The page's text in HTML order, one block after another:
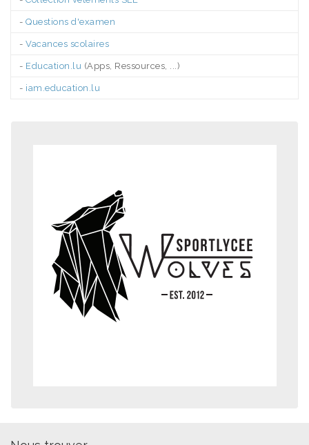
- Questions d'examen
- Vacances scolaires
- Education.lu (Apps, Ressources, ...)
- iam.education.lu